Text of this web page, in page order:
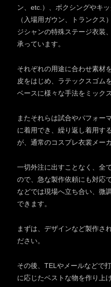
ン、etc.）、ボクシングやキ
（入場用ガウン、トランクス
ジシャンの特殊ステージ衣装
承っています。
それぞれの用途に合わせ素材
皮をはじめ、ラテックスゴム
ベースに様々な手法をミック
またそれらは試合やパフォー
に着用でき、繰り返し着用す
が、通常のコスプレ衣裳メー
一切外注に出すことなく、全
ので、急な製作依頼にも対応
などでは現場へ立ち合い、微
できます。
まずは、デザインなど製作さ
ださい。
その後、TELやメールなどで
に応じたベストな物を作り上げ